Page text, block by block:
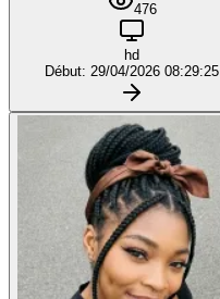
476
hd
Début: 29/04/2026 08:29:25